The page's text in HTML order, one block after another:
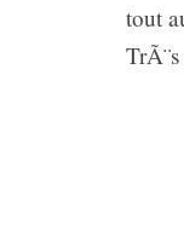
tout